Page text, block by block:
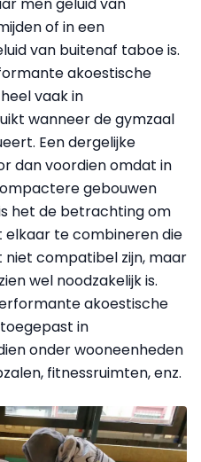
of in een
van buitenaf taboe is.
akoestische
vaak in
wanneer de gymzaal
Een dergelijke
dan voordien omdat in
gebouwen
het de betrachting om
te combineren die
compatibel zijn, maar
wel noodzakelijk is.
akoestische
in
onder wooneenheden
fitnessruimten, enz.